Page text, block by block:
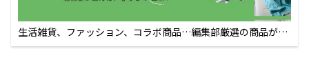
生活雑貨、ファッション、コラボ商品…編集部厳選の商品が買
えるECサイト